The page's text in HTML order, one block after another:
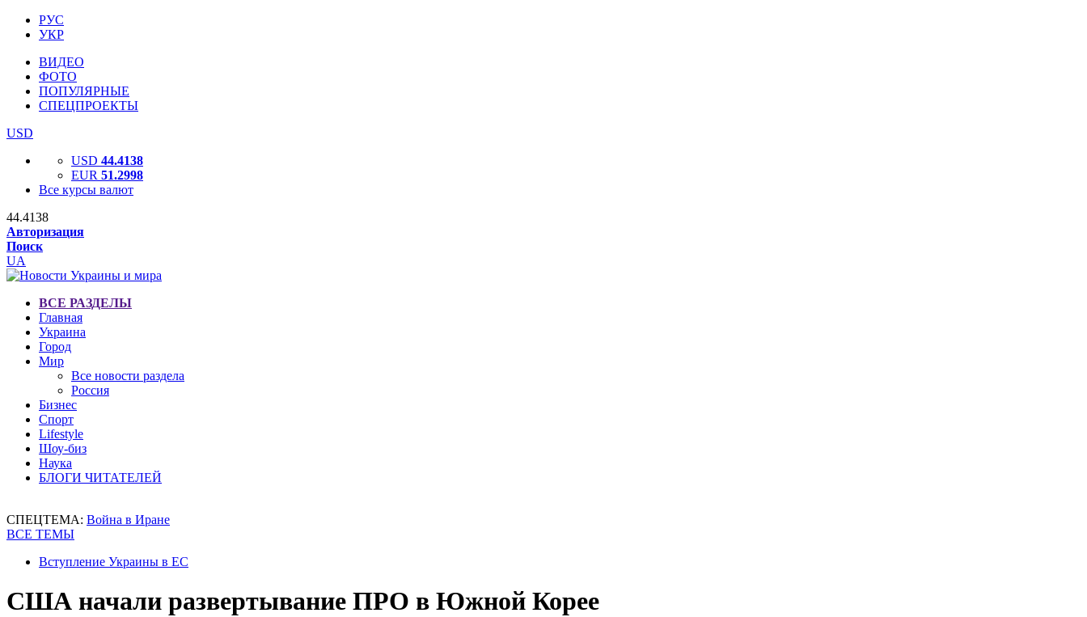
РУС
УКР
ВИДЕО
ФОТО
ПОПУЛЯРНЫЕ
СПЕЦПРОЕКТЫ
USD
USD 44.4138
EUR 51.2998
Все курсы валют
44.4138
Авторизация
Поиск
UA
ВСЕ РАЗДЕЛЫ
Главная
Украина
Город
Мир
Все новости раздела
Россия
Бизнес
Спорт
Lifestyle
Шоу-биз
Наука
БЛОГИ ЧИТАТЕЛЕЙ
СПЕЦТЕМА: Война в Иране
ВСЕ ТЕМЫ
Вступление Украины в ЕС
США начали развертывание ПРО в Южной Корее